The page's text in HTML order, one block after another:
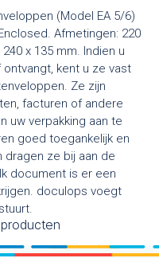
(Model EA 5/6)
Afmetingen: 220
x 135 mm. Indien u
kent u ze vast
Ze zijn
facturen of andere
uw verpakking aan te
goed toegankelijk en
dragen ze bij aan de
document is er een
doculops voegt